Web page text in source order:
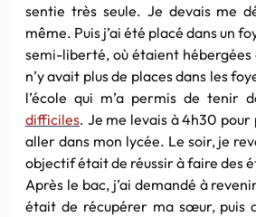
sentie très seule. Je devais me
même. Puis j’ai été placé dans un
semi-liberté, où étaient hébergées
n’y avait plus de places dans les
l’école qui m’a permis de tenir
difficiles. Je me levais à 4h30
aller dans mon lycée. Le soir, je
objectif était de réussir à faire des
Après le bac, j’ai demandé à
était de récupérer ma sœur, puis